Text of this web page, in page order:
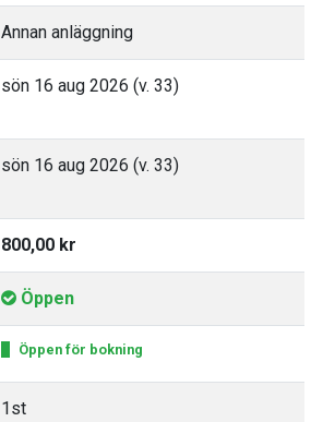
Annan anläggning
sön 16 aug 2026 (v. 33)
sön 16 aug 2026 (v. 33)
800,00 kr
Öppen
Öppen för bokning
1st